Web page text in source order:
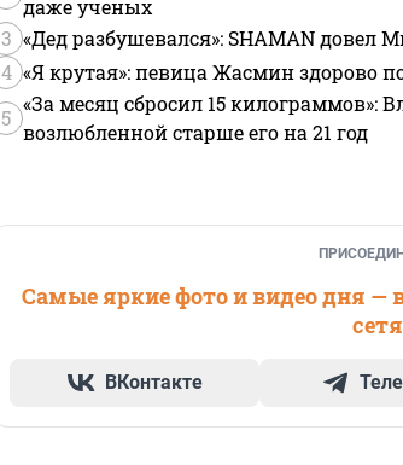
даже ученых
3 «Дед разбушевался»: SHAMAN довел
4 «Я крутая»: певица Жасмин здорово
5
«За месяц сбросил 15 килограммов»:
возлюбленной старше его на 21 год
Самые яркие фото и видео дня —
ВКонтакте